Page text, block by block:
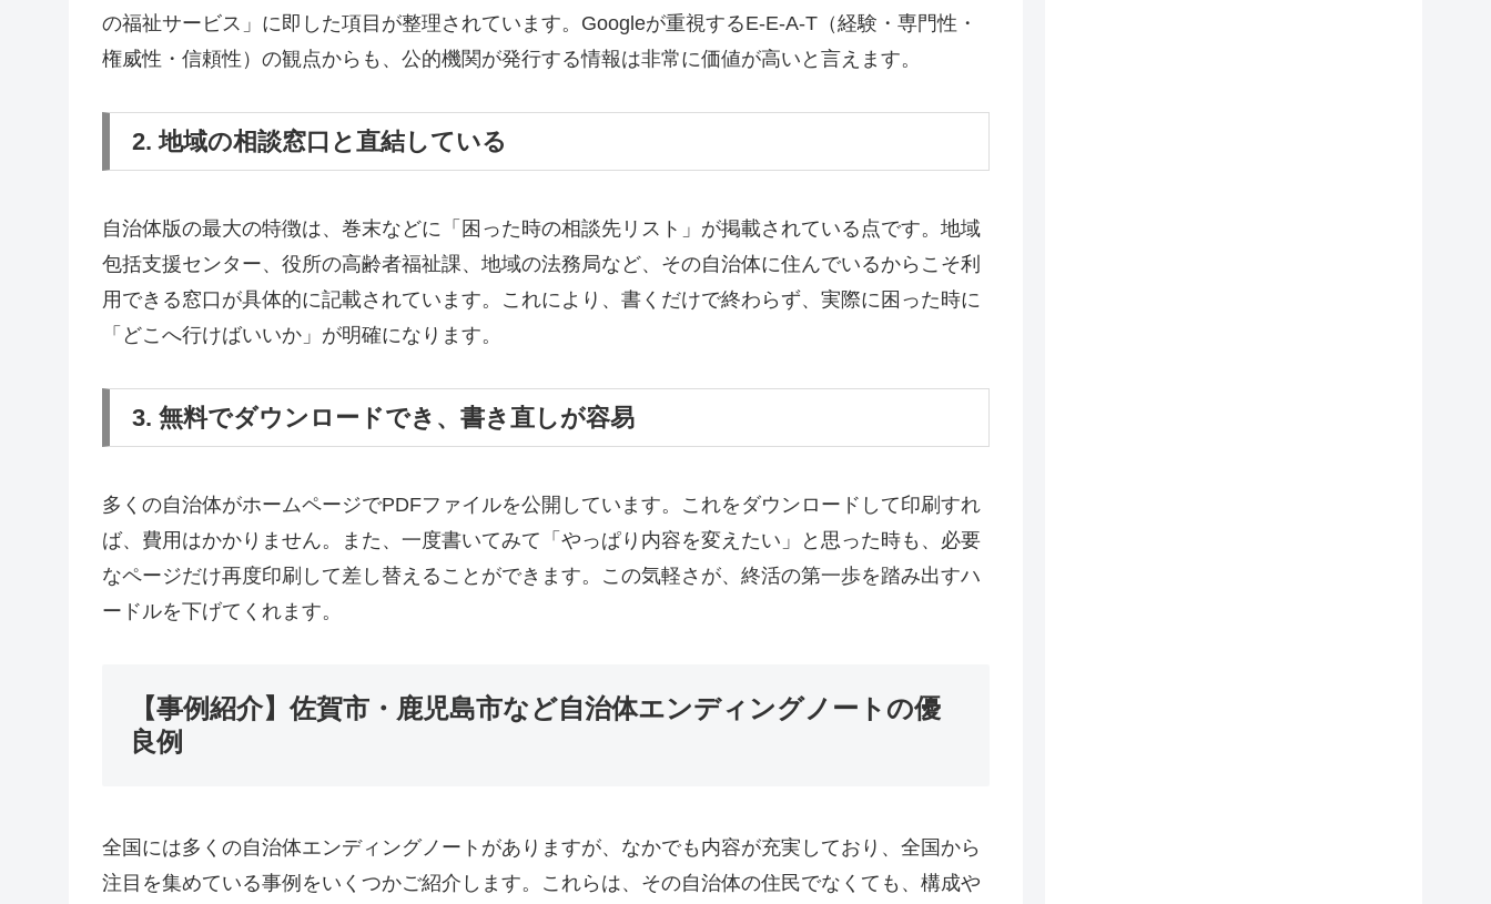
の福祉サービス」に即した項目が整理されています。Googleが重視するE-E-A-T（経験・専門性・
権威性・信頼性）の観点からも、公的機関が発行する情報は非常に価値が高いと言えます。
2. 地域の相談窓口と直結している
自治体版の最大の特徴は、巻末などに「困った時の相談先リスト」が掲載されている点です。地域
包括支援センター、役所の高齢者福祉課、地域の法務局など、その自治体に住んでいるからこそ利
用できる窓口が具体的に記載されています。これにより、書くだけで終わらず、実際に困った時に
「どこへ行けばいいか」が明確になります。
3. 無料でダウンロードでき、書き直しが容易
多くの自治体がホームページでPDFファイルを公開しています。これをダウンロードして印刷すれ
ば、費用はかかりません。また、一度書いてみて「やっぱり内容を変えたい」と思った時も、必要
なページだけ再度印刷して差し替えることができます。この気軽さが、終活の第一歩を踏み出すハ
ードルを下げてくれます。
【事例紹介】佐賀市・鹿児島市など自治体エンディングノートの優
良例
全国には多くの自治体エンディングノートがありますが、なかでも内容が充実しており、全国から
注目を集めている事例をいくつかご紹介します。これらは、その自治体の住民でなくても、構成や